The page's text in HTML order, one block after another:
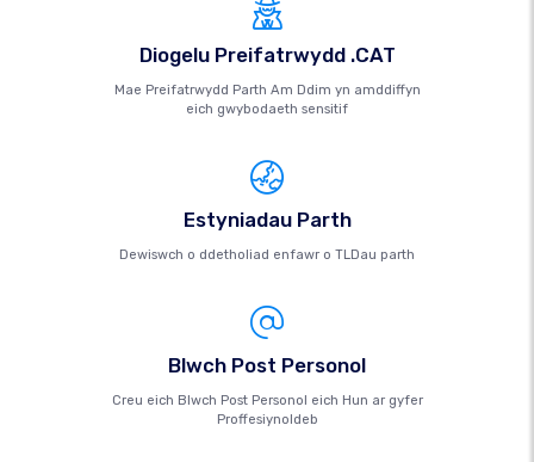
Diogelu Preifatrwydd .CAT
Mae Preifatrwydd Parth Am Ddim yn amddiffyn
eich gwybodaeth sensitif
Estyniadau Parth
Dewiswch o ddetholiad enfawr o TLDau parth
Blwch Post Personol
Creu eich Blwch Post Personol eich Hun ar gyfer
Proffesiynoldeb